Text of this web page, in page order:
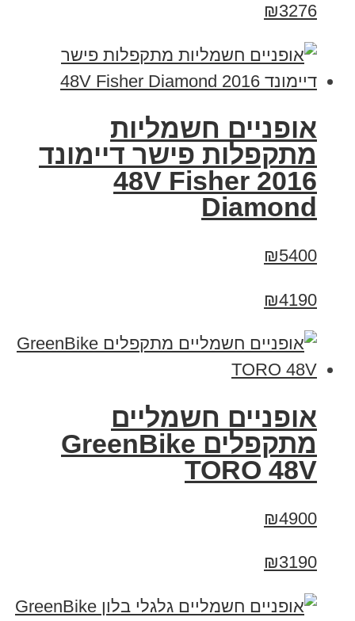
₪3276
אופניים חשמליות
מתקפלות פישר דיימונד
2016 48V Fisher
Diamond
₪5400
₪4190
אופניים חשמליים
מתקפלים GreenBike
TORO 48V
₪4900
₪3190